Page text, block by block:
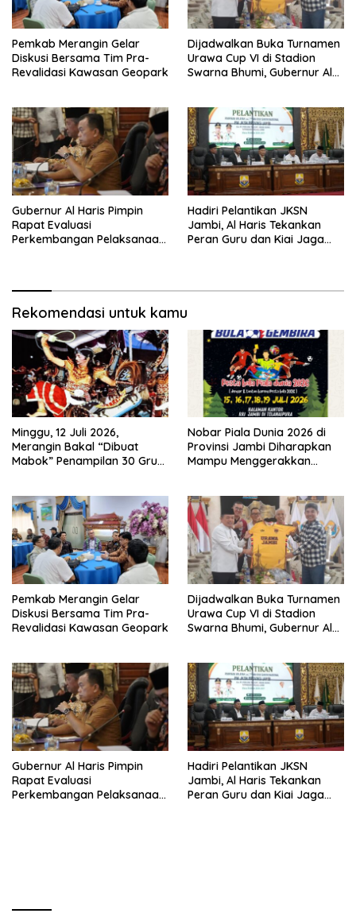
Pemkab Merangin Gelar
Diskusi Bersama Tim Pra-
Revalidasi Kawasan Geopark
Dijadwalkan Buka Turnamen
Urawa Cup VI di Stadion
Swarna Bhumi, Gubernur Al
Gubernur Al Haris Pimpin
Rapat Evaluasi
Perkembangan Pelaksanaan
Hadiri Pelantikan JKSN
Jambi, Al Haris Tekankan
Peran Guru dan Kiai Jaga
Rekomendasi untuk kamu
Minggu, 12 Juli 2026,
Merangin Bakal “Dibuat
Mabok” Penampilan 30 Grup
Nobar Piala Dunia 2026 di
Provinsi Jambi Diharapkan
Mampu Menggerakkan
Pemkab Merangin Gelar
Diskusi Bersama Tim Pra-
Revalidasi Kawasan Geopark
Dijadwalkan Buka Turnamen
Urawa Cup VI di Stadion
Swarna Bhumi, Gubernur Al
Gubernur Al Haris Pimpin
Rapat Evaluasi
Perkembangan Pelaksanaan
Hadiri Pelantikan JKSN
Jambi, Al Haris Tekankan
Peran Guru dan Kiai Jaga